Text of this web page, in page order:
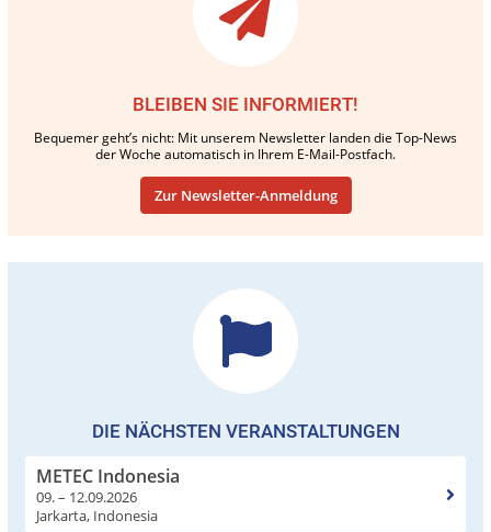
BLEIBEN SIE INFORMIERT!
Bequemer geht’s nicht: Mit unserem Newsletter landen die Top-News
der Woche automatisch in Ihrem E-Mail-Postfach.
Zur Newsletter-Anmeldung
DIE NÄCHSTEN VERANSTALTUNGEN
METEC Indonesia
09. – 12.09.2026
Jarkarta, Indonesia